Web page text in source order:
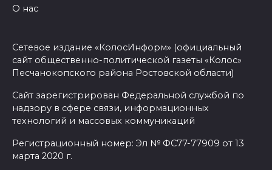
О нас
Сетевое издание «КолосИнформ» (официальный
сайт общественно-политической газеты «Колос»
Песчанокопского района Ростовской области)
Сайт зарегистрирован Федеральной службой по
надзору в сфере связи, информационных
технологий и массовых коммуникаций
Регистрационный номер: Эл № ФС77-77909 от 13
марта 2020 г.